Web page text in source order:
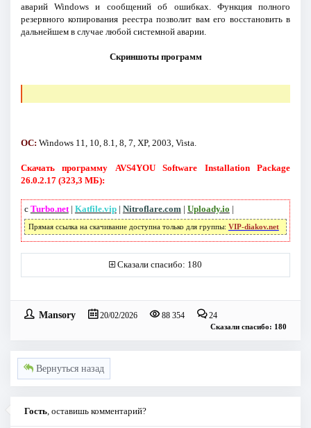
аварий Windows и сообщений об ошибках. Функция полного
резервного копирования реестра позволит вам его восстановить в
дальнейшем в случае любой системной аварии.
Cкриншоты программ
ОС: Windows 11, 10, 8.1, 8, 7, XP, 2003, Vista.
Скачать программу AVS4YOU Software Installation Package
26.0.2.17 (323,3 МБ):
с Turbo.net| Katfile.vip| Nitroflare.com | Uploady.io |
Прямая ссылка на скачивание доступна только для группы: VIP-diakov.net
Сказали спасибо: 180
Mansory 20/02/2026 88 354 24
Сказали спасибо: 180
Вернуться назад
Гость , оставишь комментарий?